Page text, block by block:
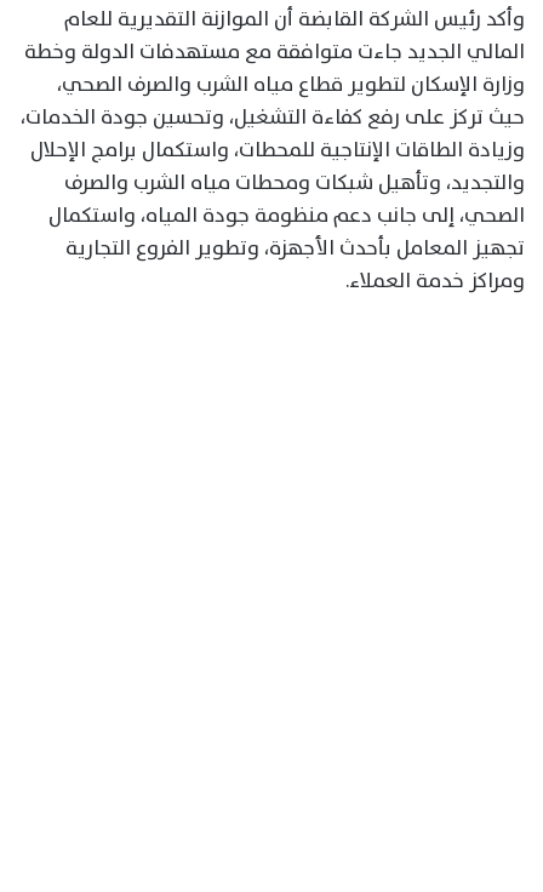
وأكد رئيس الشركة القابضة أن الموازنة التقديرية للعام
المالي الجديد جاءت متوافقة مع مستهدفات الدولة وخطة
وزارة الإسكان لتطوير قطاع مياه الشرب والصرف الصحي،
حيث تركز على رفع كفاءة التشغيل، وتحسين جودة الخدمات،
وزيادة الطاقات الإنتاجية للمحطات، واستكمال برامج الإحلال
والتجديد، وتأهيل شبكات ومحطات مياه الشرب والصرف
الصحي، إلى جانب دعم منظومة جودة المياه، واستكمال
تجهيز المعامل بأحدث الأجهزة، وتطوير الفروع التجارية
ومراكز خدمة العملاء.